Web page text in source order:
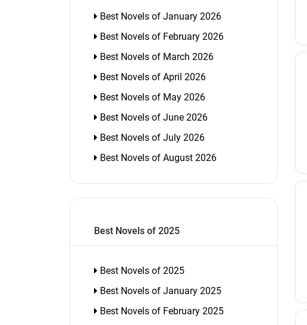
Best Novels of January 2026
Best Novels of February 2026
Best Novels of March 2026
Best Novels of April 2026
Best Novels of May 2026
Best Novels of June 2026
Best Novels of July 2026
Best Novels of August 2026
Best Novels of 2025
Best Novels of 2025
Best Novels of January 2025
Best Novels of February 2025